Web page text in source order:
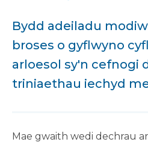
Bydd adeiladu
broses o gyflwyno
arloesol sy'n cefnogi
triniaethau iechyd
Mae gwaith wedi dechrau